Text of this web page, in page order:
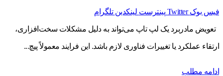
فیس بوک Twitter پینترست لینکدین تلگرام
تعویض مادربرد یک لپ تاپ می‌تواند به دلیل مشکلات سخت‌افزاری،
ارتقاء عملکرد یا تغییرات فناوری لازم باشد. این فرایند معمولاً پیچ...
ادامه مطلب